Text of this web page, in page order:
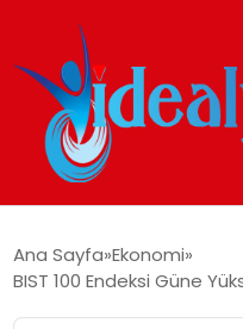
Ana Sayfa Ekonomi
BIST 100 Endeksi Güne